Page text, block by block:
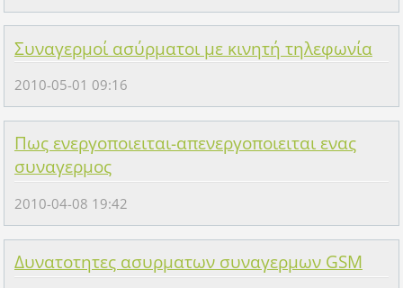
Συναγερμοί ασύρματοι με κινητή τηλεφωνία
2010-05-01 09:16
Πως ενεργοποιειται-απενεργοποιειται ενας
συναγερμος
2010-04-08 19:42
Δυνατοτητες ασυρματων συναγερμων GSM